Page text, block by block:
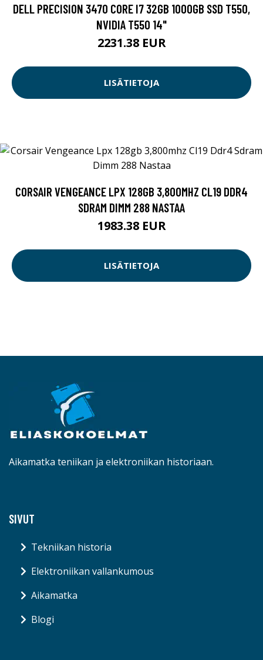
DELL PRECISION 3470 CORE I7 32GB 1000GB SSD T550,
NVIDIA T550 14"
2231.38 EUR
LISÄTIETOJA
CORSAIR VENGEANCE LPX 128GB 3,800MHZ CL19 DDR4
SDRAM DIMM 288 NASTAA
1983.38 EUR
LISÄTIETOJA
Aikamatka teniikan ja elektroniikan historiaan.
SIVUT
Tekniikan historia
Elektroniikan vallankumous
Aikamatka
Blogi